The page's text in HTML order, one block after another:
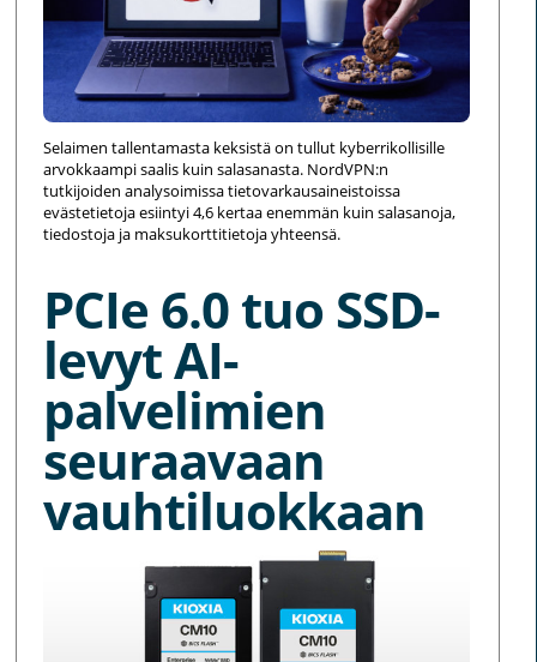
Selaimen tallentamasta keksistä on tullut kyberrikollisille
arvokkaampi saalis kuin salasanasta. NordVPN:n
tutkijoiden analysoimissa tietovarkausaineistoissa
evästetietoja esiintyi 4,6 kertaa enemmän kuin salasanoja,
tiedostoja ja maksukorttitietoja yhteensä.
PCIe 6.0 tuo SSD-
levyt AI-
palvelimien
seuraavaan
vauhtiluokkaan